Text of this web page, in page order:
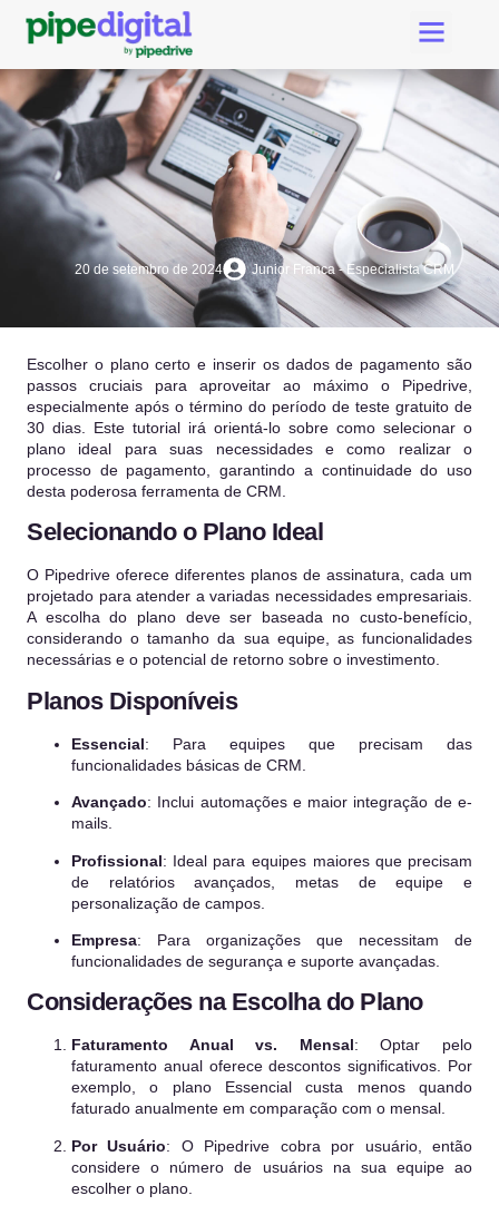
20 de setembro de 2024 Junior Franca - Especialista CRM
Escolher o plano certo e inserir os dados de pagamento são
passos cruciais para aproveitar ao máximo o Pipedrive,
especialmente após o término do período de teste gratuito de
30 dias. Este tutorial irá orientá-lo sobre como selecionar o
plano ideal para suas necessidades e como realizar o
processo de pagamento, garantindo a continuidade do uso
desta poderosa ferramenta de CRM.
Selecionando o Plano Ideal
O Pipedrive oferece diferentes planos de assinatura, cada um
projetado para atender a variadas necessidades empresariais.
A escolha do plano deve ser baseada no custo-benefício,
considerando o tamanho da sua equipe, as funcionalidades
necessárias e o potencial de retorno sobre o investimento.
Planos Disponíveis
Essencial: Para equipes que precisam das
funcionalidades básicas de CRM.
Avançado: Inclui automações e maior integração de e-
mails.
Profissional: Ideal para equipes maiores que precisam
de relatórios avançados, metas de equipe e
personalização de campos.
Empresa: Para organizações que necessitam de
funcionalidades de segurança e suporte avançadas.
Considerações na Escolha do Plano
Faturamento Anual vs. Mensal: Optar pelo
faturamento anual oferece descontos significativos. Por
exemplo, o plano Essencial custa menos quando
faturado anualmente em comparação com o mensal.
Por Usuário: O Pipedrive cobra por usuário, então
considere o número de usuários na sua equipe ao
escolher o plano.